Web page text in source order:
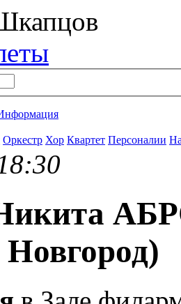
Оркестр Хор Квартет Персоналии
18:30